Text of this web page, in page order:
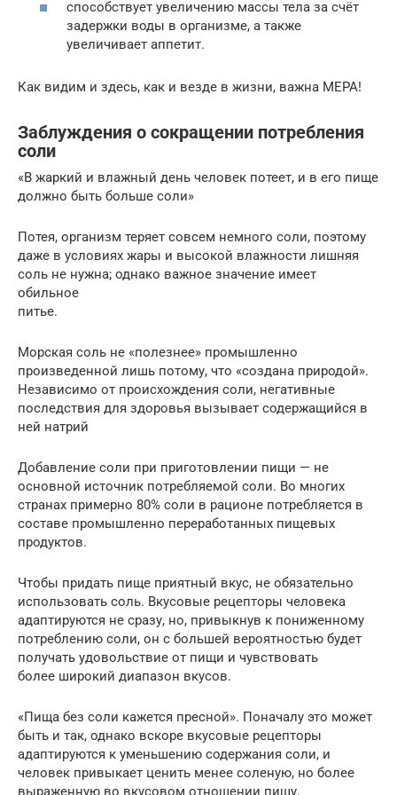
способствует увеличению массы тела за счёт
задержки воды в организме, а также
увеличивает аппетит.
Как видим и здесь, как и везде в жизни, важна МЕРА!
Заблуждения о сокращении потребления
соли
«В жаркий и влажный день человек потеет, и в его пище
должно быть больше соли»
Потея, организм теряет совсем немного соли, поэтому
даже в условиях жары и высокой влажности лишняя
соль не нужна; однако важное значение имеет
обильное
питье.
Морская соль не «полезнее» промышленно
произведенной лишь потому, что «создана природой».
Независимо от происхождения соли, негативные
последствия для здоровья вызывает содержащийся в
ней натрий
Добавление соли при приготовлении пищи — не
основной источник потребляемой соли. Во многих
странах примерно 80% соли в рационе потребляется в
составе промышленно переработанных пищевых
продуктов.
Чтобы придать пище приятный вкус, не обязательно
использовать соль. Вкусовые рецепторы человека
адаптируются не сразу, но, привыкнув к пониженному
потреблению соли, он с большей вероятностью будет
получать удовольствие от пищи и чувствовать
более широкий диапазон вкусов.
«Пища без соли кажется пресной». Поначалу это может
быть и так, однако вскоре вкусовые рецепторы
адаптируются к уменьшению содержания соли, и
человек привыкает ценить менее соленую, но более
выраженную во вкусовом отношении пищу.